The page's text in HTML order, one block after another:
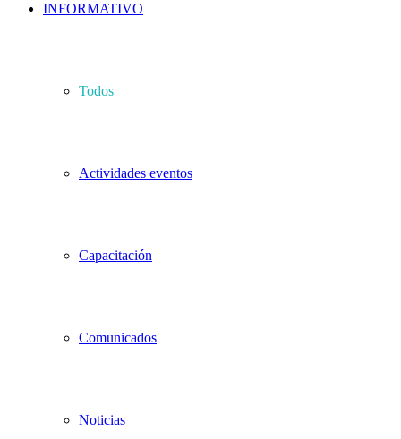
INFORMATIVO
Todos
Actividades eventos
Capacitación
Comunicados
Noticias